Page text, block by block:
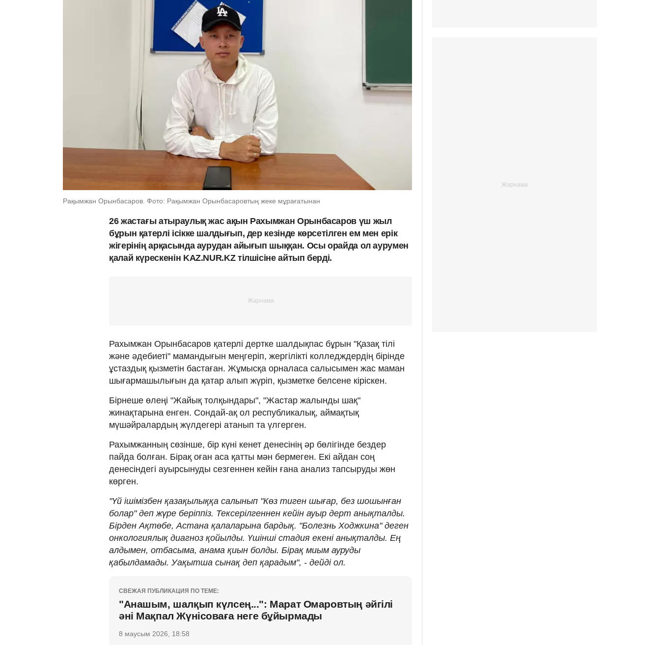
Рақымжан Орынбасаров. Фото: Рақымжан Орынбасаровтың жеке мұрағатынан
26 жастағы атыраулық жас ақын Рахымжан Орынбасаров үш жыл
бұрын қатерлі ісікке шалдығып, дер кезінде көрсетілген ем мен ерік
жігерінің арқасында аурудан айығып шыққан. Осы орайда ол аурумен
қалай күрескенін KAZ.NUR.KZ тілшісіне айтып берді.
Рахымжан Орынбасаров қатерлі дертке шалдықпас бұрын "Қазақ тілі
және әдебиеті" мамандығын меңгеріп, жергілікті колледждердің бірінде
ұстаздық қызметін бастаған. Жұмысқа орналаса салысымен жас маман
шығармашылығын да қатар алып жүріп, қызметке белсене кіріскен.
Бірнеше өлеңі "Жайық толқындары", "Жастар жалынды шақ"
жинақтарына енген. Сондай-ақ ол республикалық, аймақтық
мүшәйралардың жүлдегері атанып та үлгерген.
Рахымжанның сөзінше, бір күні кенет денесінің әр бөлігінде бездер
пайда болған. Бірақ оған аса қатты мән бермеген. Екі айдан соң
денесіндегі ауырсынуды сезгеннен кейін ғана анализ тапсыруды жөн
көрген.
"Үй ішімізбен қазақылыққа салынып "Көз тиген шығар, без шошынған
болар" деп жүре беріппіз. Тексерілгеннен кейін ауыр дерт анықталды.
Бірден Ақтөбе, Астана қалаларына бардық. "Болезнь Ходжкина" деген
онкологиялық диагноз қойылды. Үшінші стадия екені анықталды. Ең
алдымен, отбасыма, анама қиын болды. Бірақ миым ауруды
қабылдамады. Уақытша сынақ деп қарадым", - дейді ол.
СВЕЖАЯ ПУБЛИКАЦИЯ ПО ТЕМЕ:
"Анашым, шалқып күлсең...": Марат Омаровтың әйгілі
әні Мақпал Жүнісоваға неге бұйырмады
8 маусым 2026, 18:58